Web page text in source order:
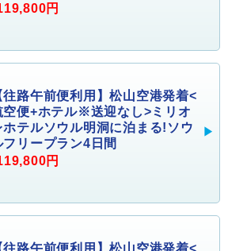
円
往路午前便利用】松山空港発着<
空便+ホテル※送迎なし>ミリオ
ホテルソウル明洞に泊まる!ソウ
フリープラン4日間
円